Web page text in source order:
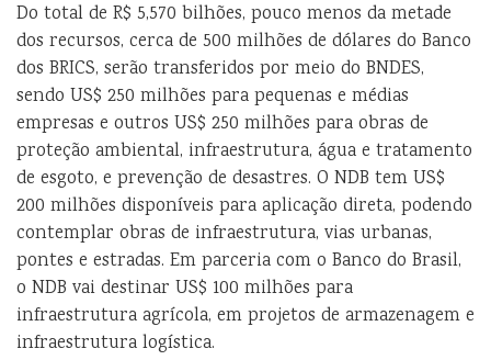
Do total de R$ 5,570 bilhões, pouco menos da metade
dos recursos, cerca de 500 milhões de dólares do Banco
dos BRICS, serão transferidos por meio do BNDES,
sendo US$ 250 milhões para pequenas e médias
empresas e outros US$ 250 milhões para obras de
proteção ambiental, infraestrutura, água e tratamento
de esgoto, e prevenção de desastres. O NDB tem US$
200 milhões disponíveis para aplicação direta, podendo
contemplar obras de infraestrutura, vias urbanas,
pontes e estradas. Em parceria com o Banco do Brasil,
o NDB vai destinar US$ 100 milhões para
infraestrutura agrícola, em projetos de armazenagem e
infraestrutura logística.